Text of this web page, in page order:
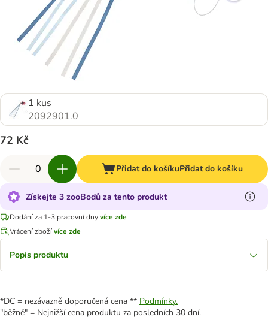
1 kus
2092901.0
72 Kč
Přidat do košíkuPřidat do košíku
Získejte 3 zooBodů za tento produkt
Dodání za 1-3 pracovní dnyvíce zde
Vrácení zbožívíce zde
Popis produktu
*DC = nezávazně doporučená cena ** Podmínky.
"běžně" = Nejnižší cena produktu za posledních 30 dní.